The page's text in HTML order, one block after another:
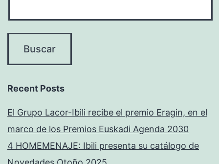
Recent Posts
El Grupo Lacor-Ibili recibe el premio Eragin, en el
marco de los Premios Euskadi Agenda 2030
4 HOMEMENAJE: Ibili presenta su catálogo de